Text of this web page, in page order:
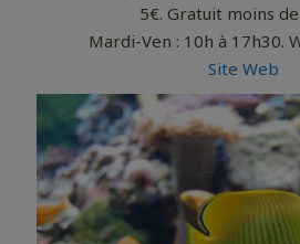
5€. Gratuit moins de
Mardi-Ven : 10h à 17h30.
Site Web